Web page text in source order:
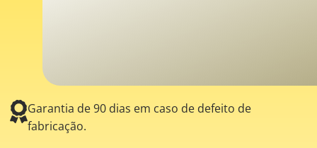
Garantia de 90 dias em caso de defeito de
fabricação.